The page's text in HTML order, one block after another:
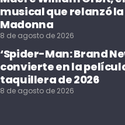
musical que relanzó
Madonna
8 de agosto de 2026
‘Spider-Man: Brand
convierte en la
taquillera de 2026
8 de agosto de 2026